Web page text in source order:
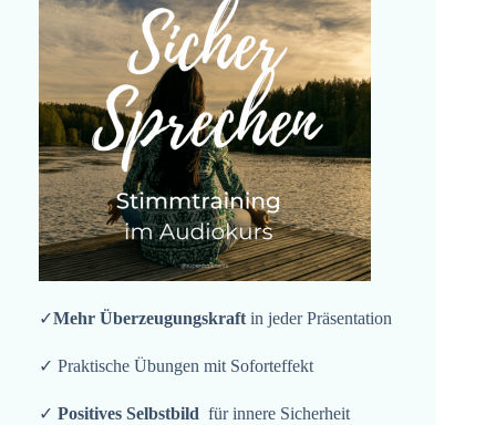
✓Mehr Überzeugungskraft in jeder Präsentation
✓ Praktische Übungen mit Soforteffekt
✓ Positives Selbstbild für innere Sicherheit